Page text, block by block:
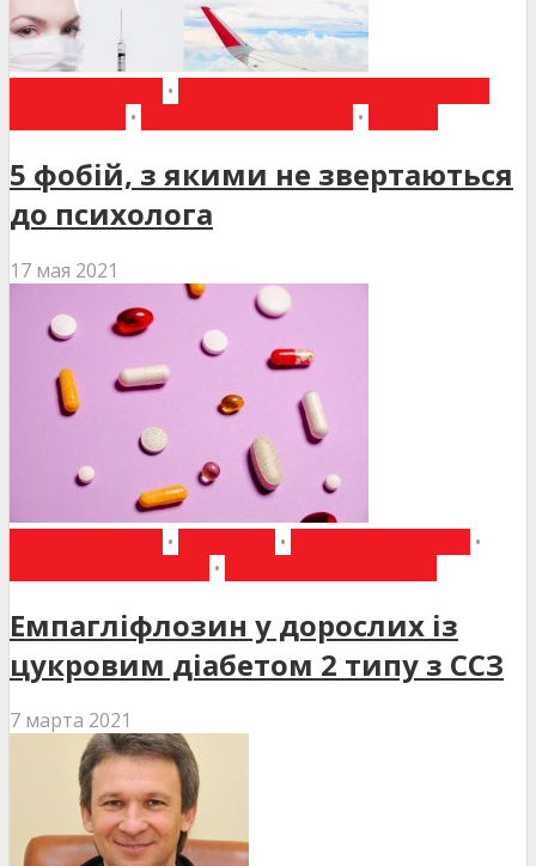
•
• •
5 фобій, з якими не звертаються
до психолога
17 мая 2021
• •
•
•
Емпагліфлозин у дорослих із
цукровим діабетом 2 типу з ССЗ
7 марта 2021